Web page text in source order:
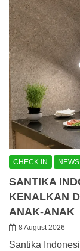
CHECK IN NEWS
SANTIKA
KENALKAN
ANAK-ANAK
8 August 2026
Santika